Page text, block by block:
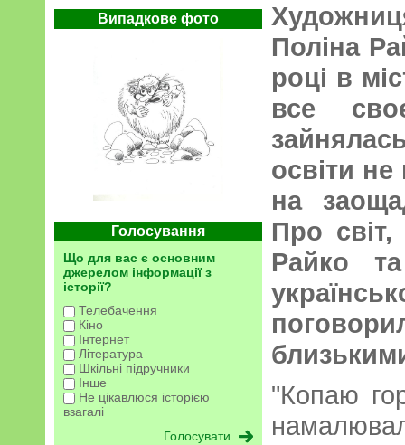
Випадкове фото
Голосування
Що для вас є основним
джерелом інформації з
історії?
Телебачення
Кіно
Інтернет
Література
Шкільні підручники
Інше
Не цікавлюся історією
взагалі
Поліна
році в
все
освіти
на
Про
Райко
"Копаю